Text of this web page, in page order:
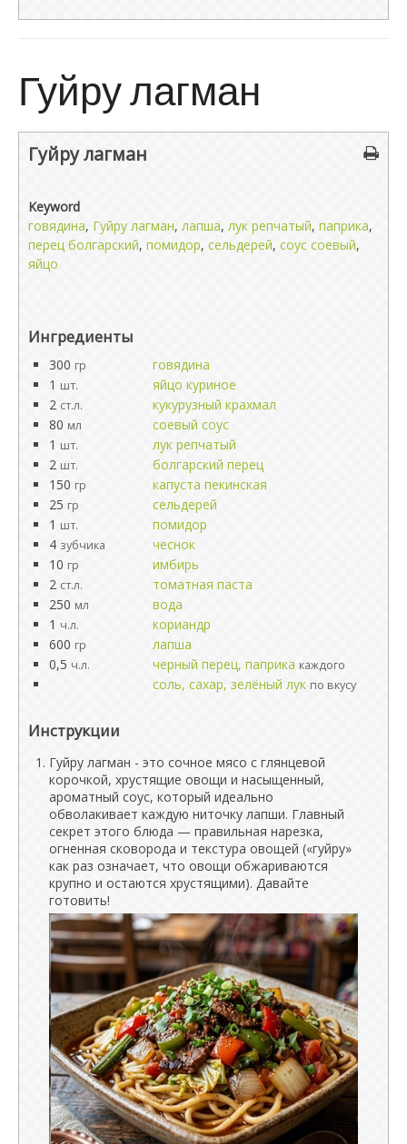
Гуйру лагман
Гуйру лагман
Keyword
говядина, Гуйру лагман, лапша, лук репчатый, паприка,
перец болгарский, помидор, сельдерей, соус соевый,
яйцо
Ингредиенты
300 гр
говядина
1 шт.
яйцо куриное
2 ст.л.
кукурузный крахмал
80 мл
соевый соус
1 шт.
лук репчатый
2 шт.
болгарский перец
150 гр
капуста пекинская
25 гр
сельдерей
1 шт.
помидор
4 зубчика
чеснок
10 гр
имбирь
2 ст.л.
томатная паста
250 мл
вода
1 ч.л.
кориандр
600 гр
лапша
0,5 ч.л. черный перец, паприка каждого
соль, сахар, зелёный лук по вкусу
Инструкции
Гуйру лагман - это сочное мясо с глянцевой
корочкой, хрустящие овощи и насыщенный,
ароматный соус, который идеально
обволакивает каждую ниточку лапши. Главный
секрет этого блюда — правильная нарезка,
огненная сковорода и текстура овощей («гуйру»
как раз означает, что овощи обжариваются
крупно и остаются хрустящими). Давайте
готовить!